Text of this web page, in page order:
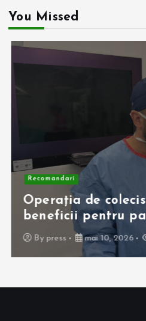
You Missed
Recomandari
Operația de
beneficii pentru
Bypress mai 10, 2026